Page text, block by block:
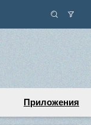
Приложения